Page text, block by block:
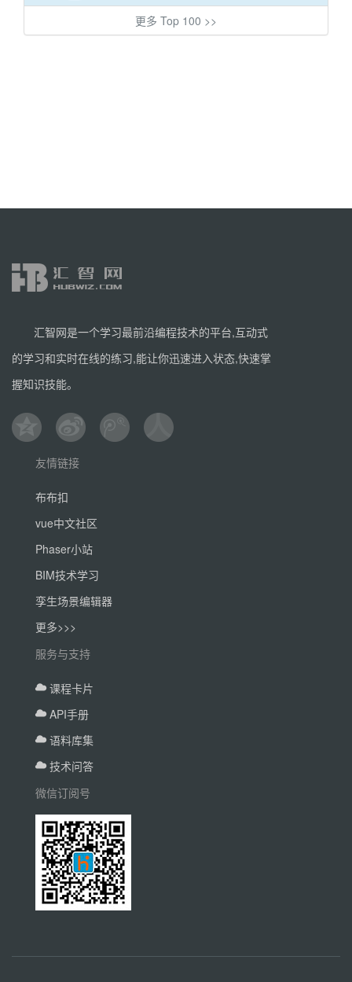
更多 Top 100 >>
汇智网是一个学习最前沿编程技术的平台,互动式
的学习和实时在线的练习,能让你迅速进入状态,快速掌
握知识技能。
友情链接
布布扣
vue中文社区
Phaser小站
BIM技术学习
孪生场景编辑器
更多>>>
服务与支持
课程卡片
API手册
语料库集
技术问答
微信订阅号